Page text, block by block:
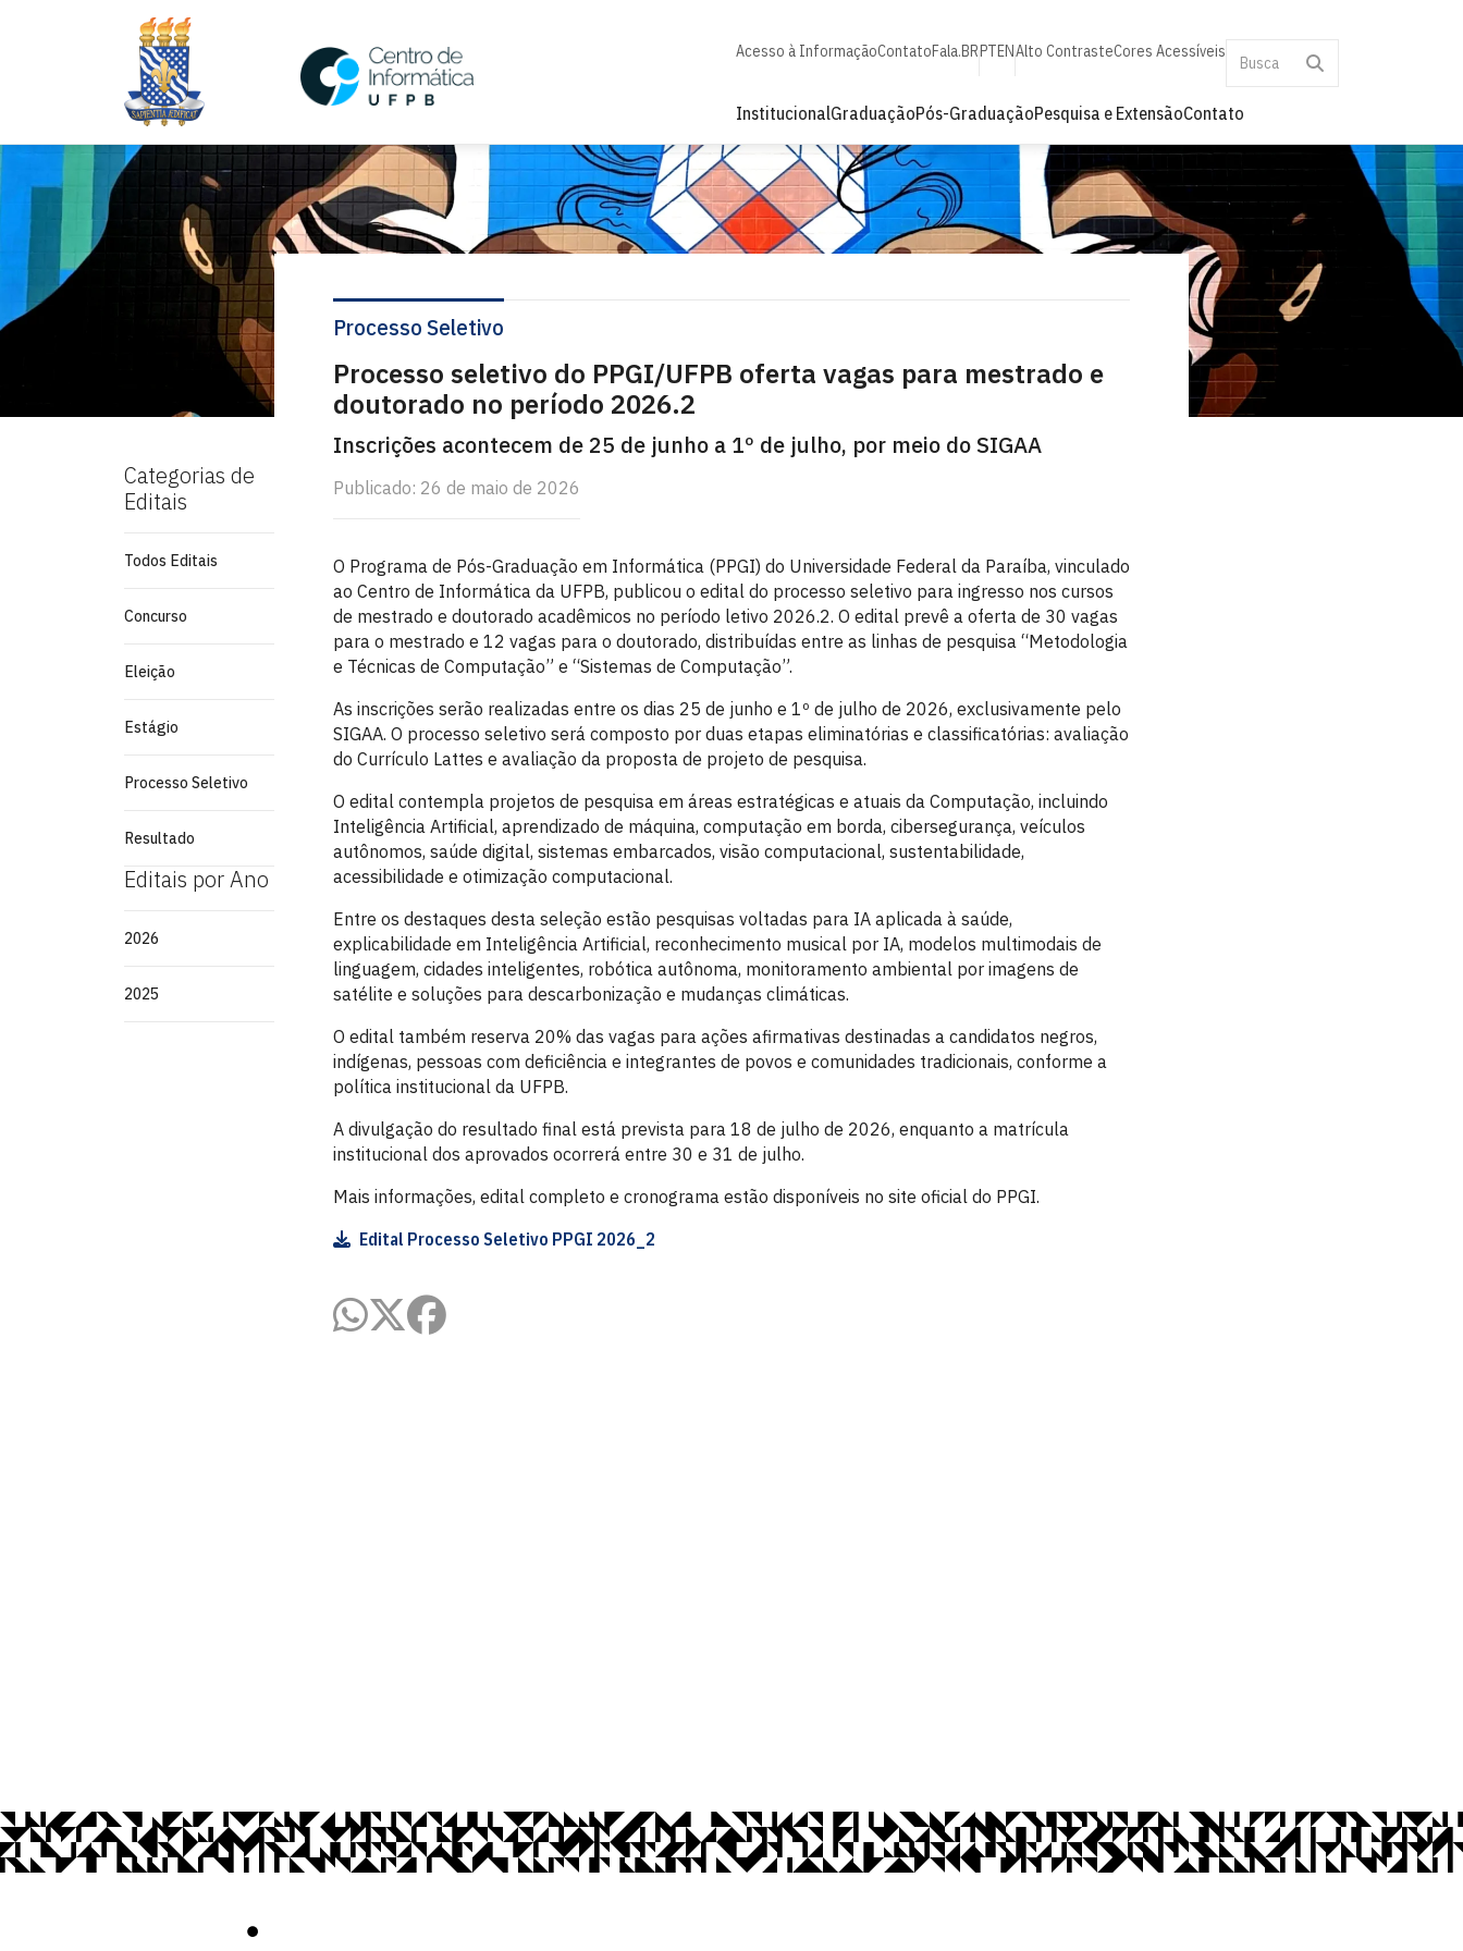
Acesso à InformaçãoContatoFala.BRPTENAlto ContrasteCores Acessíveis
InstitucionalGraduaçãoPós-GraduaçãoPesquisa e ExtensãoContato
Categorias de
Editais
Todos Editais
Concurso
Eleição
Estágio
Processo Seletivo
Resultado
Editais por Ano
2026
2025
Processo Seletivo
Processo seletivo do PPGI/UFPB oferta vagas para mestrado e
doutorado no período 2026.2
Inscrições acontecem de 25 de junho a 1º de julho, por meio do SIGAA
Publicado: 26 de maio de 2026
O Programa de Pós-Graduação em Informática (PPGI) do Universidade Federal da Paraíba, vinculado
ao Centro de Informática da UFPB, publicou o edital do processo seletivo para ingresso nos cursos
de mestrado e doutorado acadêmicos no período letivo 2026.2. O edital prevê a oferta de 30 vagas
para o mestrado e 12 vagas para o doutorado, distribuídas entre as linhas de pesquisa “Metodologia
e Técnicas de Computação” e “Sistemas de Computação”.
As inscrições serão realizadas entre os dias 25 de junho e 1º de julho de 2026, exclusivamente pelo
SIGAA. O processo seletivo será composto por duas etapas eliminatórias e classificatórias: avaliação
do Currículo Lattes e avaliação da proposta de projeto de pesquisa.
O edital contempla projetos de pesquisa em áreas estratégicas e atuais da Computação, incluindo
Inteligência Artificial, aprendizado de máquina, computação em borda, cibersegurança, veículos
autônomos, saúde digital, sistemas embarcados, visão computacional, sustentabilidade,
acessibilidade e otimização computacional.
Entre os destaques desta seleção estão pesquisas voltadas para IA aplicada à saúde,
explicabilidade em Inteligência Artificial, reconhecimento musical por IA, modelos multimodais de
linguagem, cidades inteligentes, robótica autônoma, monitoramento ambiental por imagens de
satélite e soluções para descarbonização e mudanças climáticas.
O edital também reserva 20% das vagas para ações afirmativas destinadas a candidatos negros,
indígenas, pessoas com deficiência e integrantes de povos e comunidades tradicionais, conforme a
política institucional da UFPB.
A divulgação do resultado final está prevista para 18 de julho de 2026, enquanto a matrícula
institucional dos aprovados ocorrerá entre 30 e 31 de julho.
Mais informações, edital completo e cronograma estão disponíveis no site oficial do PPGI.
Edital Processo Seletivo PPGI 2026_2